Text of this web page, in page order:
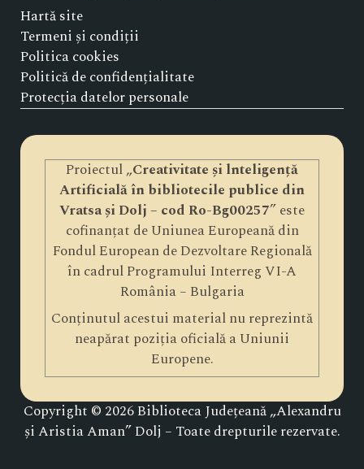
Hartă site
Termeni și condiții
Politica cookies
Politică de confidențialitate
Protecția datelor personale
Proiectul „Creativitate și lnteligență
Artificială în bibliotecile publice din
Vratsa și Dolj – cod Ro-Bg00257” este
cofinanțat de Uniunea Europeană din
Fondul European de Dezvoltare Regională
în cadrul Programului Interreg VI-A
România – Bulgaria
Conținutul acestui material nu reprezintă
neapărat poziția oficială a Uniunii
Europene.
Copyright © 2026 Biblioteca Județeană „Alexandru
și Aristia Aman” Dolj – Toate drepturile rezervate.